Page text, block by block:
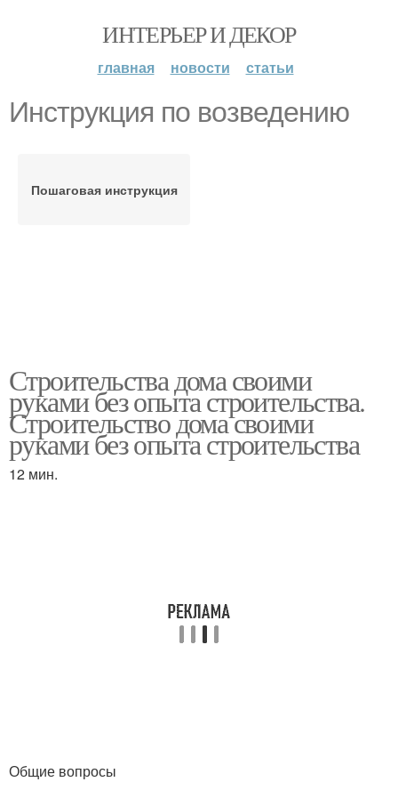
ИНТЕРЬЕР И ДЕКОР
главная новости статьи
Инструкция по возведению
Пошаговая инструкция
Строительства дома своими
руками без опыта строительства.
Строительство дома своими
руками без опыта строительства
12 мин.
Общие вопросы